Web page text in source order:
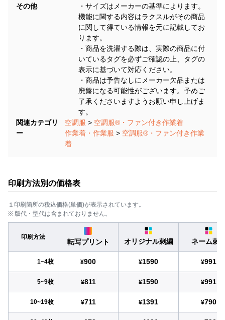
その他
・サイズはメーカーの基準によります。
機能に関する内容はラクスルがその商品
に関して得ている情報を元に記載してお
ります。
・商品を洗濯する際は、実際の商品に付
いているタグを必ずご確認の上、タグの
表示に基づいて対応ください。
・商品は予告なしにメーカー欠品または
廃盤になる可能性がございます。予めご
了承くださいますようお願い申し上げま
す。
関連カテゴリ
ー
空調服 > 空調服®・ファン付き作業着
作業着・作業服 > 空調服®・ファン付き作業
着
印刷方法別の価格表
１印刷箇所の税込価格(単価)が表示されています。
※ 版代・型代は含まれておりません。
印刷方法
転写プリント オリジナル刺繍 ネーム刺
1~4枚 ¥900 ¥1590 ¥991
5~9枚 ¥811 ¥1590 ¥991
10~19枚 ¥711 ¥1391 ¥790